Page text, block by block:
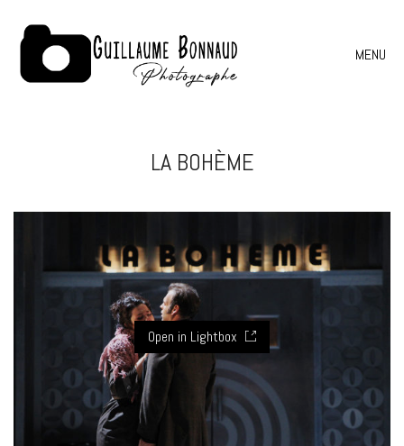
MENU
LA BOHÈME
Open in Lightbox